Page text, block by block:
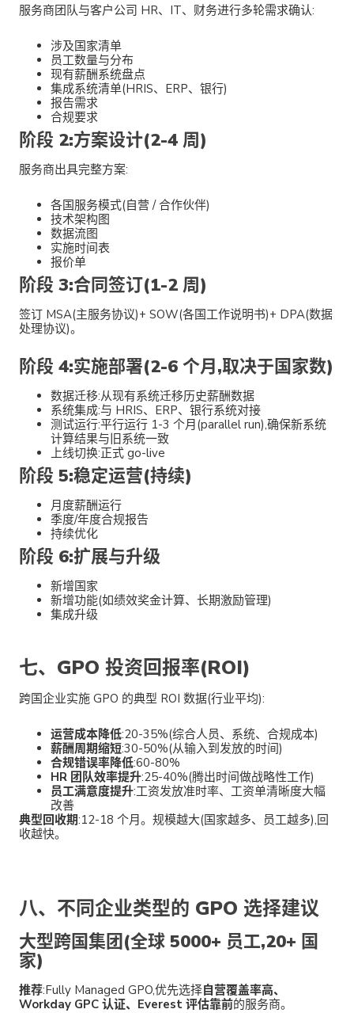
服务商团队与客户公司 HR、IT、财务进行多轮需求确认:
涉及国家清单
员工数量与分布
现有薪酬系统盘点
集成系统清单(HRIS、ERP、银行)
报告需求
合规要求
阶段 2:方案设计(2-4 周)
服务商出具完整方案:
各国服务模式(自营 / 合作伙伴)
技术架构图
数据流图
实施时间表
报价单
阶段 3:合同签订(1-2 周)
签订 MSA(主服务协议)+ SOW(各国工作说明书)+ DPA(数据
处理协议)。
阶段 4:实施部署(2-6 个月,取决于国家数)
数据迁移:从现有系统迁移历史薪酬数据
系统集成:与 HRIS、ERP、银行系统对接
测试运行:平行运行 1-3 个月(parallel run),确保新系统
计算结果与旧系统一致
上线切换:正式 go-live
阶段 5:稳定运营(持续)
月度薪酬运行
季度/年度合规报告
持续优化
阶段 6:扩展与升级
新增国家
新增功能(如绩效奖金计算、长期激励管理)
集成升级
七、GPO 投资回报率(ROI)
跨国企业实施 GPO 的典型 ROI 数据(行业平均):
运营成本降低:20-35%(综合人员、系统、合规成本)
薪酬周期缩短:30-50%(从输入到发放的时间)
合规错误率降低:60-80%
HR 团队效率提升:25-40%(腾出时间做战略性工作)
员工满意度提升:工资发放准时率、工资单清晰度大幅
改善
典型回收期:12-18 个月。规模越大(国家越多、员工越多),回
收越快。
八、不同企业类型的 GPO 选择建议
大型跨国集团(全球 5000+ 员工,20+ 国
家)
推荐:Fully Managed GPO,优先选择自营覆盖率高、
Workday GPC 认证、Everest 评估靠前的服务商。